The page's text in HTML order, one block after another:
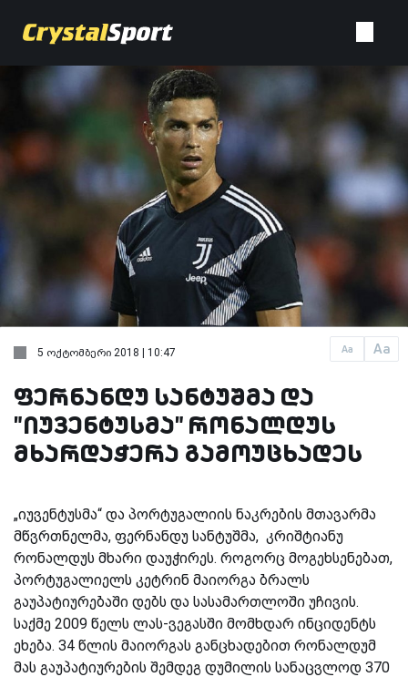
Aa Aa
5 ოქტომბერი 2018 | 10:47
ფერნანდუ სანტუშმა და
"იუვენტუსმა" რონალდუს
მხარდაჭერა გამოუცხადეს
„იუვენტუსმა“ და პორტუგალიის ნაკრების მთავარმა
მწვრთნელმა, ფერნანდუ სანტუშმა, კრიშტიანუ
რონალდუს მხარი დაუჭირეს. როგორც მოგეხსენებათ,
პორტუგალიელს კეტრინ მაიორგა ბრალს
გაუპატიურებაში დებს და სასამართლოში უჩივის.
საქმე 2009 წელს ლას-ვეგასში მომხდარ ინციდენტს
ეხება. 34 წლის მაიორგას განცხადებით რონალდუმ
მას გაუპატიურების შემდეგ დუმილის სანაცვლოდ 370